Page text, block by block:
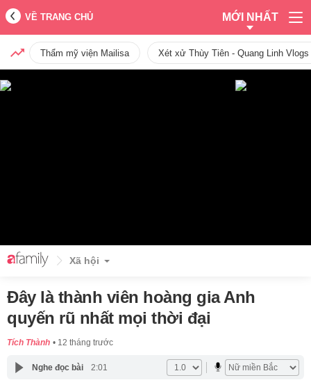
VỀ TRANG CHỦ MỚI NHẤT
Thẩm mỹ viện Mailisa Xét xử Thùy Tiên - Quang Linh
Xã hội
Đây là thành viên hoàng gia Anh
quyến rũ nhất mọi thời đại
Tích Thành 12 tháng trước
Nghe đọc bài 2:01